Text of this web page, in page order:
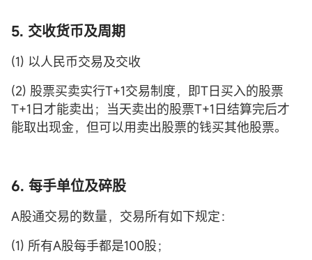
5. 交收货币及周期
(1) 以人民币交易及交收
(2) 股票买卖实行T+1交易制度，即T日买入的股票
T+1日才能卖出；当天卖出的股票T+1日结算完后才
能取出现金，但可以用卖出股票的钱买其他股票。
6. 每手单位及碎股
A股通交易的数量，交易所有如下规定：
(1) 所有A股每手都是100股；